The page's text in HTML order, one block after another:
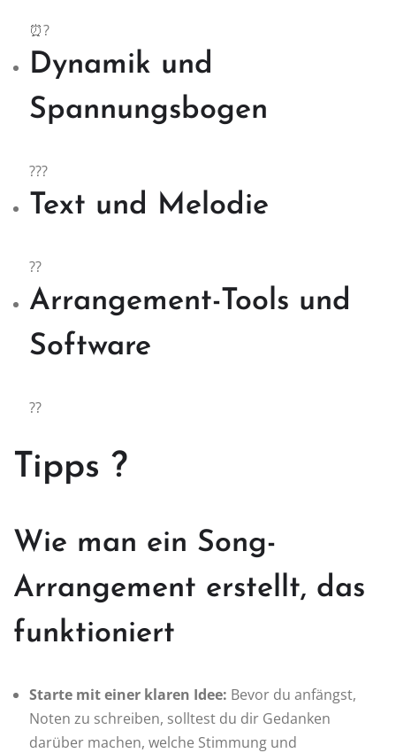
⏰?
Dynamik und
Spannungsbogen
???
Text und Melodie
??
Arrangement-Tools und
Software
??️
Tipps ?
Wie man ein Song-
Arrangement erstellt, das
funktioniert
Starte mit einer klaren Idee: Bevor du anfängst,
Noten zu schreiben, solltest du dir Gedanken
darüber machen, welche Stimmung und